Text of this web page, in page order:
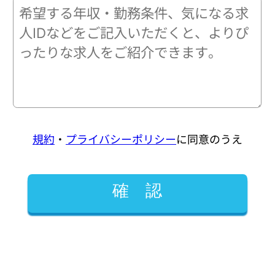
規約 ・ プライバシーポリシーに同意のうえ